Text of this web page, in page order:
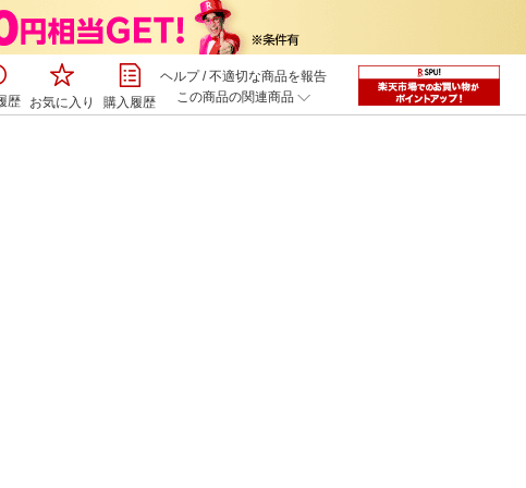
歴 お気に入り 購入履歴
ヘルプ/不適切な商品を報告
この商品の関連商品